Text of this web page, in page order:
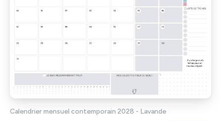
Calendrier mensuel contemporain 2028 - Lavande